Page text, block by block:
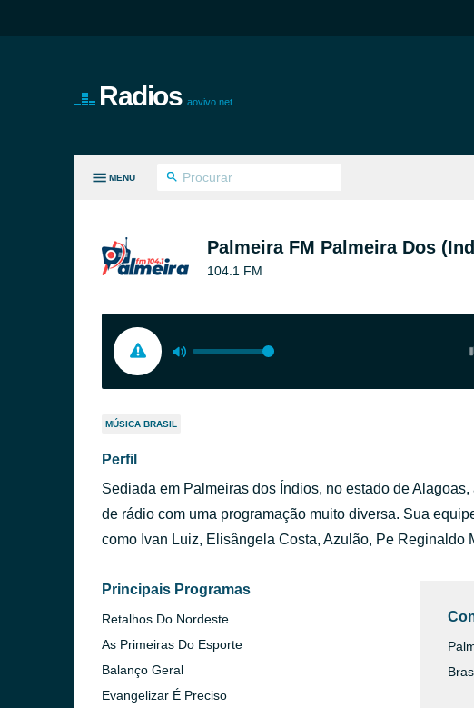
Radios aovivo.net
MENU
Palmeira FM Palmeira Dos
104.1 FM
MÚSICA BRASIL
Perfil
Sediada em Palmeiras dos Índios, no estado de
de rádio com uma programação muito diversa. Sua
como Ivan Luiz, Elisângela Costa, Azulão, Pe Reginaldo
Principais Programas
Retalhos Do Nordeste
As Primeiras Do Esporte
Balanço Geral
Evangelizar É Preciso